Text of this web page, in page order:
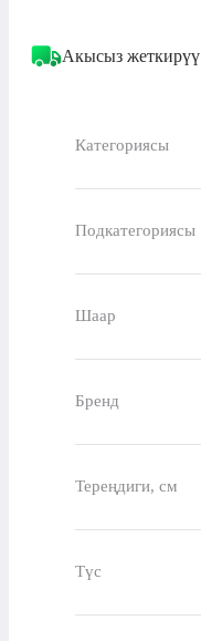
Акысыз жеткирүү
Категориясы
Подкатегориясы
Шаар
Бренд
Тереңдиги, см
Түс